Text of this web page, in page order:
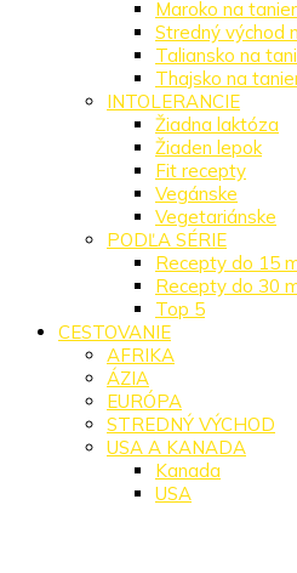
Maroko na
Stredný východ
Taliansko na
Thajsko na
INTOLERANCIE
Žiadna laktóza
Žiaden lepok
Fit recepty
Vegánske
Vegetariánske
PODĽA SÉRIE
Recepty do 15
Recepty do 30
Top 5
CESTOVANIE
AFRIKA
ÁZIA
EURÓPA
STREDNÝ VÝCHOD
USA A KANADA
Kanada
USA